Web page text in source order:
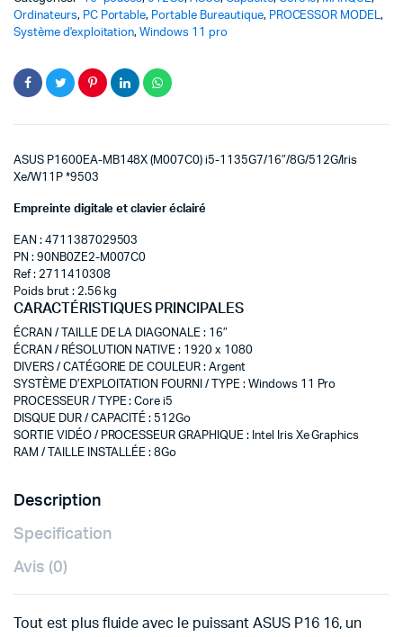
Ordinateurs, PC Portable, Portable Bureautique, PROCESSOR MODEL,
Système d'exploitation,Windows 11 pro
ASUS P1600EA-MB148X (M007C0) i5-1135G7/16″/8G/512G/Iris
Xe/W11P *9503
Empreinte digitale et clavier éclairé
EAN : 4711387029503
PN : 90NB0ZE2-M007C0
Ref : 2711410308
Poids brut : 2.56 kg
CARACTÉRISTIQUES PRINCIPALES
ÉCRAN / TAILLE DE LA DIAGONALE : 16″
ÉCRAN / RÉSOLUTION NATIVE : 1920 x 1080
DIVERS / CATÉGORIE DE COULEUR :Argent
SYSTÈME D’EXPLOITATION FOURNI / TYPE: Windows 11 Pro
PROCESSEUR / TYPE:Core i5
DISQUE DUR / CAPACITÉ : 512Go
SORTIE VIDÉO / PROCESSEUR GRAPHIQUE: Intel Iris Xe Graphics
RAM / TAILLE INSTALLÉE :8Go
Description
Specification
Avis (0)
Tout est plus fluide avec le puissant ASUS P16 16, un